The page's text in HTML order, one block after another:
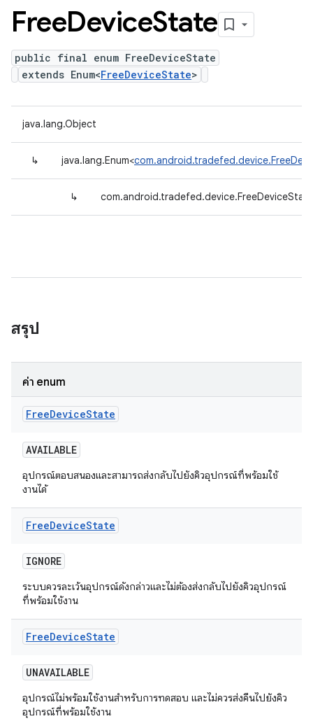
FreeDeviceState
public final enum FreeDeviceState
extends Enum<FreeDeviceState>
java.lang.Object
↳ java.lang.Enum<
↳ com.android.tradefed.device.FreeDeviceState
สรุป
ค่า enum
FreeDeviceState
AVAILABLE
อุปกรณ์ตอบสนองและสามารถส่งกลับไปยังคิวอุปกรณ์ที่พร้อมใช้
งานได้
FreeDeviceState
IGNORE
ระบบควรละเว้นอุปกรณ์ดังกล่าวและไม่ต้องส่งกลับไปยังคิวอุปกรณ์
ที่พร้อมใช้งาน
FreeDeviceState
UNAVAILABLE
อุปกรณ์ไม่พร้อมใช้งานสำหรับการทดสอบ และไม่ควรส่งคืนไปยังคิว
อุปกรณ์ที่พร้อมใช้งาน